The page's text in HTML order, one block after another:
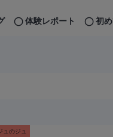
初
体験レポート
ュのジュ